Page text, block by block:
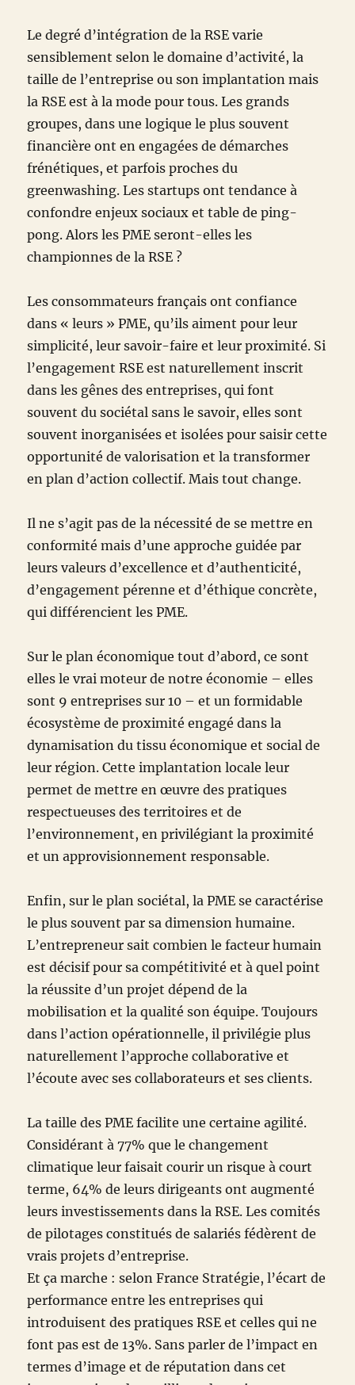
Le degré d’intégration de la RSE varie
sensiblement selon le domaine d’activité, la
taille de l’entreprise ou son implantation mais
la RSE est à la mode pour tous. Les grands
groupes, dans une logique le plus souvent
financière ont en engagées de démarches
frénétiques, et parfois proches du
greenwashing. Les startups ont tendance à
confondre enjeux sociaux et table de ping-
pong. Alors les PME seront-elles les
championnes de la RSE ?
Les consommateurs français ont confiance
dans « leurs » PME, qu’ils aiment pour leur
simplicité, leur savoir-faire et leur proximité. Si
l’engagement RSE est naturellement inscrit
dans les gênes des entreprises, qui font
souvent du sociétal sans le savoir, elles sont
souvent inorganisées et isolées pour saisir cette
opportunité de valorisation et la transformer
en plan d’action collectif. Mais tout change.
Il ne s’agit pas de la nécessité de se mettre en
conformité mais d’une approche guidée par
leurs valeurs d’excellence et d’authenticité,
d’engagement pérenne et d’éthique concrète,
qui différencient les PME.
Sur le plan économique tout d’abord, ce sont
elles le vrai moteur de notre économie – elles
sont 9 entreprises sur 10 – et un formidable
écosystème de proximité engagé dans la
dynamisation du tissu économique et social de
leur région. Cette implantation locale leur
permet de mettre en œuvre des pratiques
respectueuses des territoires et de
l’environnement, en privilégiant la proximité
et un approvisionnement responsable.
Enfin, sur le plan sociétal, la PME se caractérise
le plus souvent par sa dimension humaine.
L’entrepreneur sait combien le facteur humain
est décisif pour sa compétitivité et à quel point
la réussite d’un projet dépend de la
mobilisation et la qualité son équipe. Toujours
dans l’action opérationnelle, il privilégie plus
naturellement l’approche collaborative et
l’écoute avec ses collaborateurs et ses clients.
La taille des PME facilite une certaine agilité.
Considérant à 77% que le changement
climatique leur faisait courir un risque à court
terme, 64% de leurs dirigeants ont augmenté
leurs investissements dans la RSE. Les comités
de pilotages constitués de salariés fédèrent de
vrais projets d’entreprise.
Et ça marche : selon France Stratégie, l’écart de
performance entre les entreprises qui
introduisent des pratiques RSE et celles qui ne
font pas est de 13%. Sans parler de l’impact en
termes d’image et de réputation dans cet